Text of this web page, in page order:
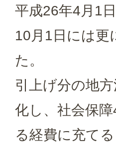
平成26年4月1
10月1日には更
た。
引上げ分の地
化し、社会保
る経費に充て